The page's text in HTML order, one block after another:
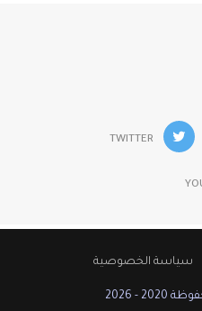
TWITTER
سياسة الخصوصية
- 2026